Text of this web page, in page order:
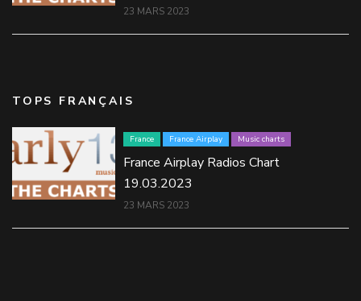
23 MARS 2023
TOPS FRANÇAIS
France France Airplay Music charts
France Airplay Radios Chart
19.03.2023
23 MARS 2023